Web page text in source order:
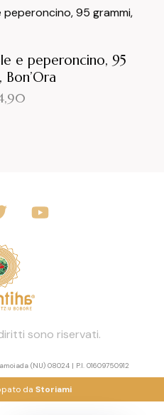
e peperoncino, 95
Bon’Ora
sono riservati.
(NU) 08024 | P.I. 01609750912
da Storiami